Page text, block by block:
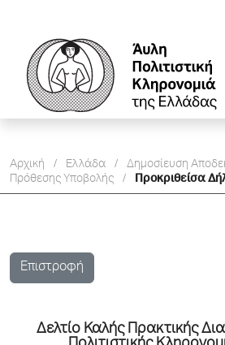
Αρχική / Ελλάδα /
Δημοσίευση
Πρόθεσης Υποβολής
/ Προκριθείσα
Επιστροφή
Δελτίo Καλής Πρακτικής